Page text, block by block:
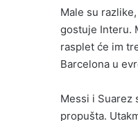
Male su
gostuje Interu.
rasplet će im
Barcelona u
Messi i Suarez
propušta.